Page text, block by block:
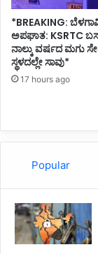
*BREAKING:
ಅಪಘಾತ: KSRTC
ನಾಲ್ಕು ವರ್ಷದ ಮಗು
ಸ್ಥಳದಲ್ಲೇ ಸಾವು*
17 hours ago
Popular